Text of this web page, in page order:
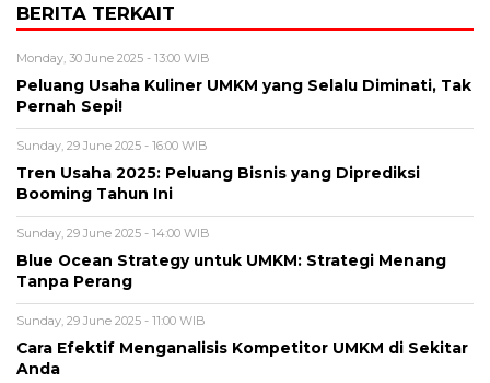
BERITA TERKAIT
Monday, 30 June 2025 - 13:00 WIB
Peluang Usaha Kuliner UMKM yang Selalu Diminati, Tak
Pernah Sepi!
Sunday, 29 June 2025 - 16:00 WIB
Tren Usaha 2025: Peluang Bisnis yang Diprediksi
Booming Tahun Ini
Sunday, 29 June 2025 - 14:00 WIB
Blue Ocean Strategy untuk UMKM: Strategi Menang
Tanpa Perang
Sunday, 29 June 2025 - 11:00 WIB
Cara Efektif Menganalisis Kompetitor UMKM di Sekitar
Anda